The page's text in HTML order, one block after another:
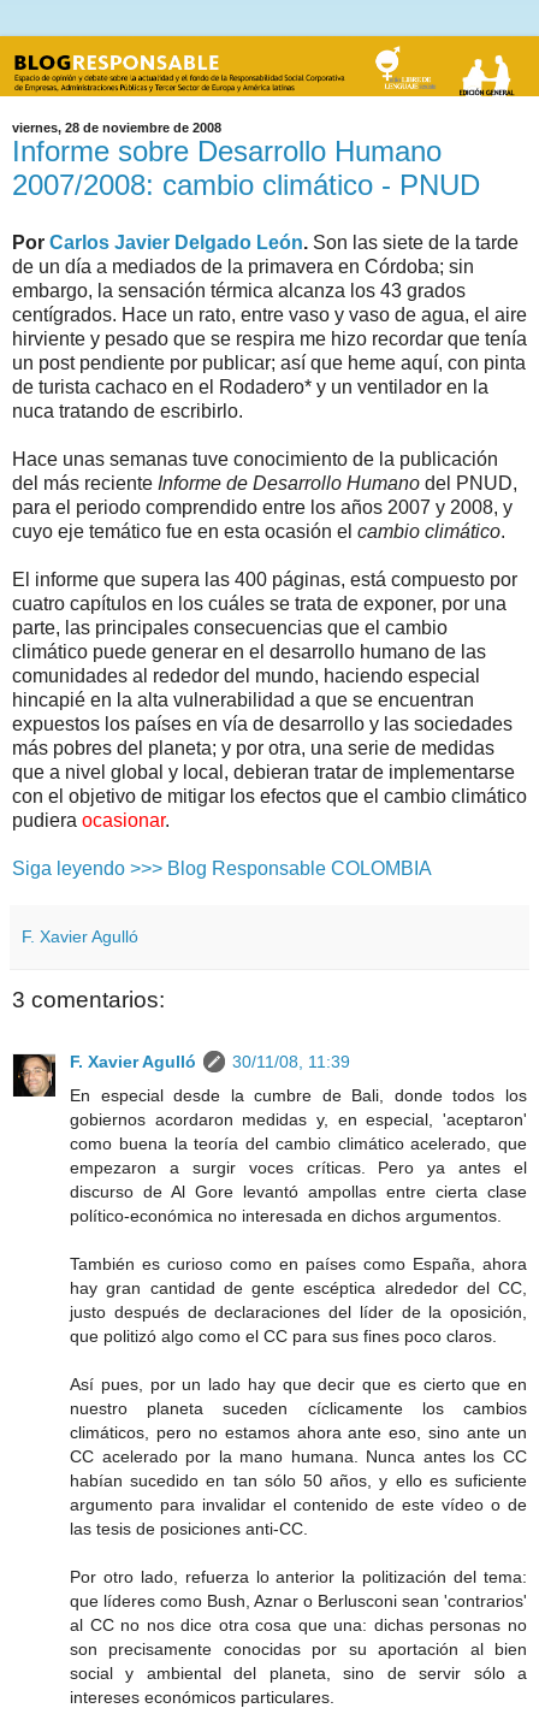
viernes, 28 de noviembre de 2008
Informe sobre Desarrollo Humano
2007/2008: cambio climático - PNUD
Por Carlos Javier Delgado León. Son las siete de la tarde
de un día a mediados de la primavera en Córdoba; sin
embargo, la sensación térmica alcanza los 43 grados
centígrados. Hace un rato, entre vaso y vaso de agua, el aire
hirviente y pesado que se respira me hizo recordar que tenía
un post pendiente por publicar; así que heme aquí, con pinta
de turista cachaco en el Rodadero* y un ventilador en la
nuca tratando de escribirlo.
Hace unas semanas tuve conocimiento de la publicación
del más reciente Informe de Desarrollo Humano del PNUD,
para el periodo comprendido entre los años 2007 y 2008, y
cuyo eje temático fue en esta ocasión el cambio climático.
El informe que supera las 400 páginas, está compuesto por
cuatro capítulos en los cuáles se trata de exponer, por una
parte, las principales consecuencias que el cambio
climático puede generar en el desarrollo humano de las
comunidades al rededor del mundo, haciendo especial
hincapié en la alta vulnerabilidad a que se encuentran
expuestos los países en vía de desarrollo y las sociedades
más pobres del planeta; y por otra, una serie de medidas
que a nivel global y local, debieran tratar de implementarse
con el objetivo de mitigar los efectos que el cambio climático
pudiera ocasionar.
Siga leyendo >>> Blog Responsable COLOMBIA
F. Xavier Agulló
3 comentarios:
F. Xavier Agulló
30/11/08, 11:39
En especial desde la cumbre de Bali, donde todos los
gobiernos acordaron medidas y, en especial, 'aceptaron'
como buena la teoría del cambio climático acelerado, que
empezaron a surgir voces críticas. Pero ya antes el
discurso de Al Gore levantó ampollas entre cierta clase
político-económica no interesada en dichos argumentos.
También es curioso como en países como España, ahora
hay gran cantidad de gente escéptica alrededor del CC,
justo después de declaraciones del líder de la oposición,
que politizó algo como el CC para sus fines poco claros.
Así pues, por un lado hay que decir que es cierto que en
nuestro planeta suceden cíclicamente los cambios
climáticos, pero no estamos ahora ante eso, sino ante un
CC acelerado por la mano humana. Nunca antes los CC
habían sucedido en tan sólo 50 años, y ello es suficiente
argumento para invalidar el contenido de este vídeo o de
las tesis de posiciones anti-CC.
Por otro lado, refuerza lo anterior la politización del tema:
que líderes como Bush, Aznar o Berlusconi sean 'contrarios'
al CC no nos dice otra cosa que una: dichas personas no
son precisamente conocidas por su aportación al bien
social y ambiental del planeta, sino de servir sólo a
intereses económicos particulares.